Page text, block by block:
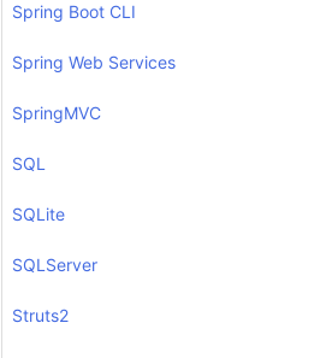
Spring Boot CLI
Spring Web Services
SpringMVC
SQL
SQLite
SQLServer
Struts2